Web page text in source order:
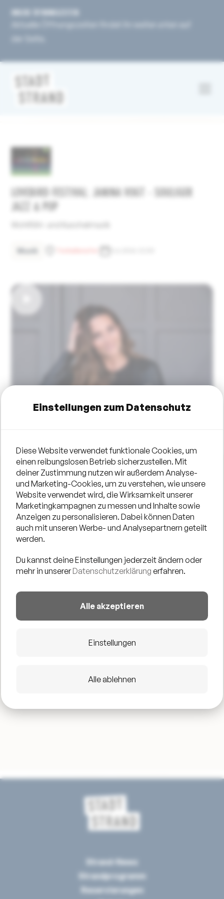
LOVEBIRD FESTIVAL: JANINA VOGT - SOULIGER
JAZZ & POP
Musik
JANINA VOGT ist eine vielseitige Sängerin mit
ausdrucksstarker Stimme und großer musikalischer
Bandbreite.
Stilistisch bewegt sie sich souverän zwischen Jazz,
Gefühl.
lauschige Sommernacht am Stadtstrand und schafft
Strand-News
Strandprogramm
Reservierungen
Einstellungen zum Datenschutz
Diese Website verwendet funktionale Cookies, um
einen reibungslosen Betrieb sicherzustellen. Mit
deiner Zustimmung nutzen wir außerdem Analyse-
und Marketing-Cookies, um zu verstehen, wie unsere
Website verwendet wird, die Wirksamkeit unserer
Marketingkampagnen zu messen und Inhalte sowie
Anzeigen zu personalisieren. Dabei können Daten
auch mit unseren Werbe- und Analysepartnern geteilt
werden.
Du kannst deine Einstellungen jederzeit ändern oder
mehr in unsererDatenschutzerklärung erfahren.
Alle akzeptieren
Einstellungen
Alle ablehnen